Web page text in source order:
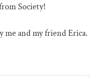
Society!
me and my friend Erica.